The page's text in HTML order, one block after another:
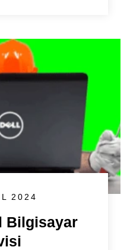
2024
Bilgisayar